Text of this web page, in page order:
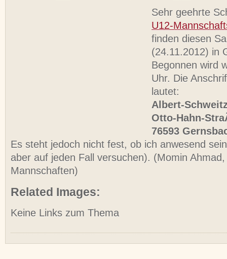
Sehr geehrte
U12-
finden diesen
(24.11.2012) in
Begonnen wird
Uhr. Die
lautet:
Albert-
Otto-Hahn-
76593
Es steht jedoch nicht fest, ob ich anwesend
aber auf jeden Fall versuchen). (Momin
Mannschaften)
Related Images:
Keine Links zum Thema